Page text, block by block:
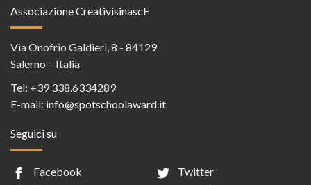
Associazione CreativisinascE
Via Onofrio Galdieri, 8 - 84129
Salerno – Italia
Tel: +39 338.6334289
E-mail: info@spotschoolaward.it
Seguici su
Facebook
Twitter